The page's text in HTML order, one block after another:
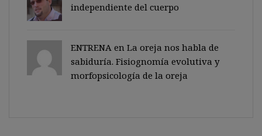
independiente del cuerpo
ENTRENA en La oreja nos habla de
sabiduría. Fisiognomía evolutiva y
morfopsicología de la oreja